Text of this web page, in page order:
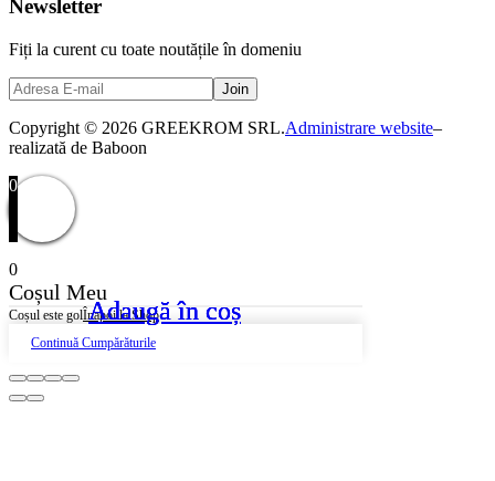
Adaugă în coș
Adaugă în coș
Adaugă în coș
Newsletter
Fiți la curent cu toate noutățile în domeniu
Copyright © 2026 GREEKROM SRL.Administrare website–
realizată de Baboon
0
0
Coșul Meu
Coșul este golÎnapoi la Shop
Continuă Cumpărăturile